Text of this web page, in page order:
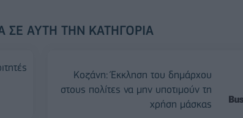
ΣΕ ΑΥΤΉ ΤΗΝ ΚΑΤΗΓΟΡΊΑ
Κοζάνη: Έκκληση του δημάρχου
στους πολίτες να μην υποτιμούν τη
χρήση μάσκας